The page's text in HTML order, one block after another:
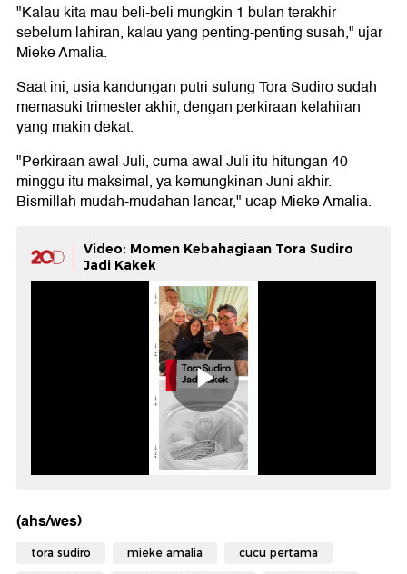
"Kalau kita mau beli-beli mungkin 1 bulan terakhir
sebelum lahiran, kalau yang penting-penting susah," ujar
Mieke Amalia.
Saat ini, usia kandungan putri sulung Tora Sudiro sudah
memasuki trimester akhir, dengan perkiraan kelahiran
yang makin dekat.
"Perkiraan awal Juli, cuma awal Juli itu hitungan 40
minggu itu maksimal, ya kemungkinan Juni akhir.
Bismillah mudah-mudahan lancar," ucap Mieke Amalia.
Video: Momen Kebahagiaan Tora Sudiro
Jadi Kakek
(ahs/wes)
tora sudiro mieke amalia cucu pertama